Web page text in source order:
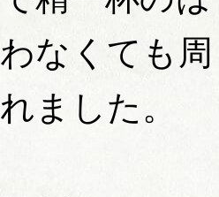
わなくても
れました。